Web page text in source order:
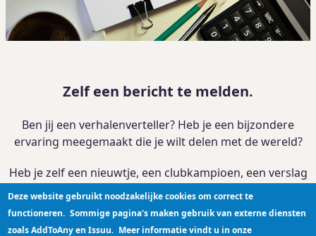
Zelf een bericht te melden.
Ben jij een verhalenverteller? Heb je een bijzondere
ervaring meegemaakt die je wilt delen met de wereld?
Heb je zelf een nieuwtje, een clubkampioen, een verslag
van je activiteit?
Je kan je verhaalhier plaatsen
Deze website gebruikt noodzakelijke cookies om correct te
functioneren. Sommige pagina's maken gebruik van externe diensten
zoals AddToAny en Issuu. Meer informatie vindt u in onze